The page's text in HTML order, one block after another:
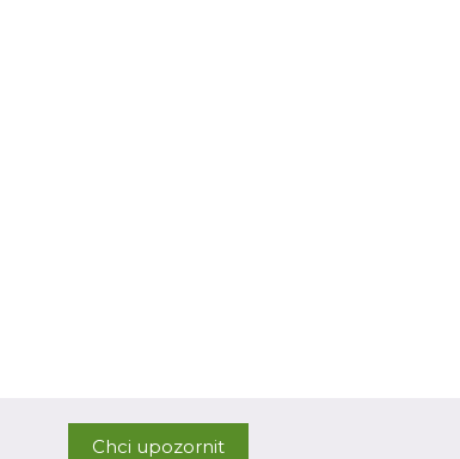
Chci upozornit